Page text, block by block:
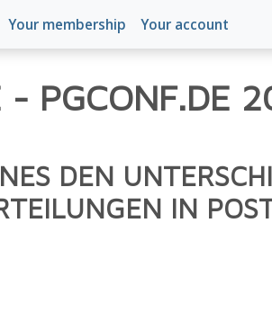
Your membership Your account
- PGCONF.DE
DEN
IN